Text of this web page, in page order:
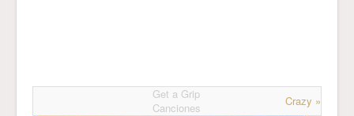
Get a Grip
Canciones
Crazy »